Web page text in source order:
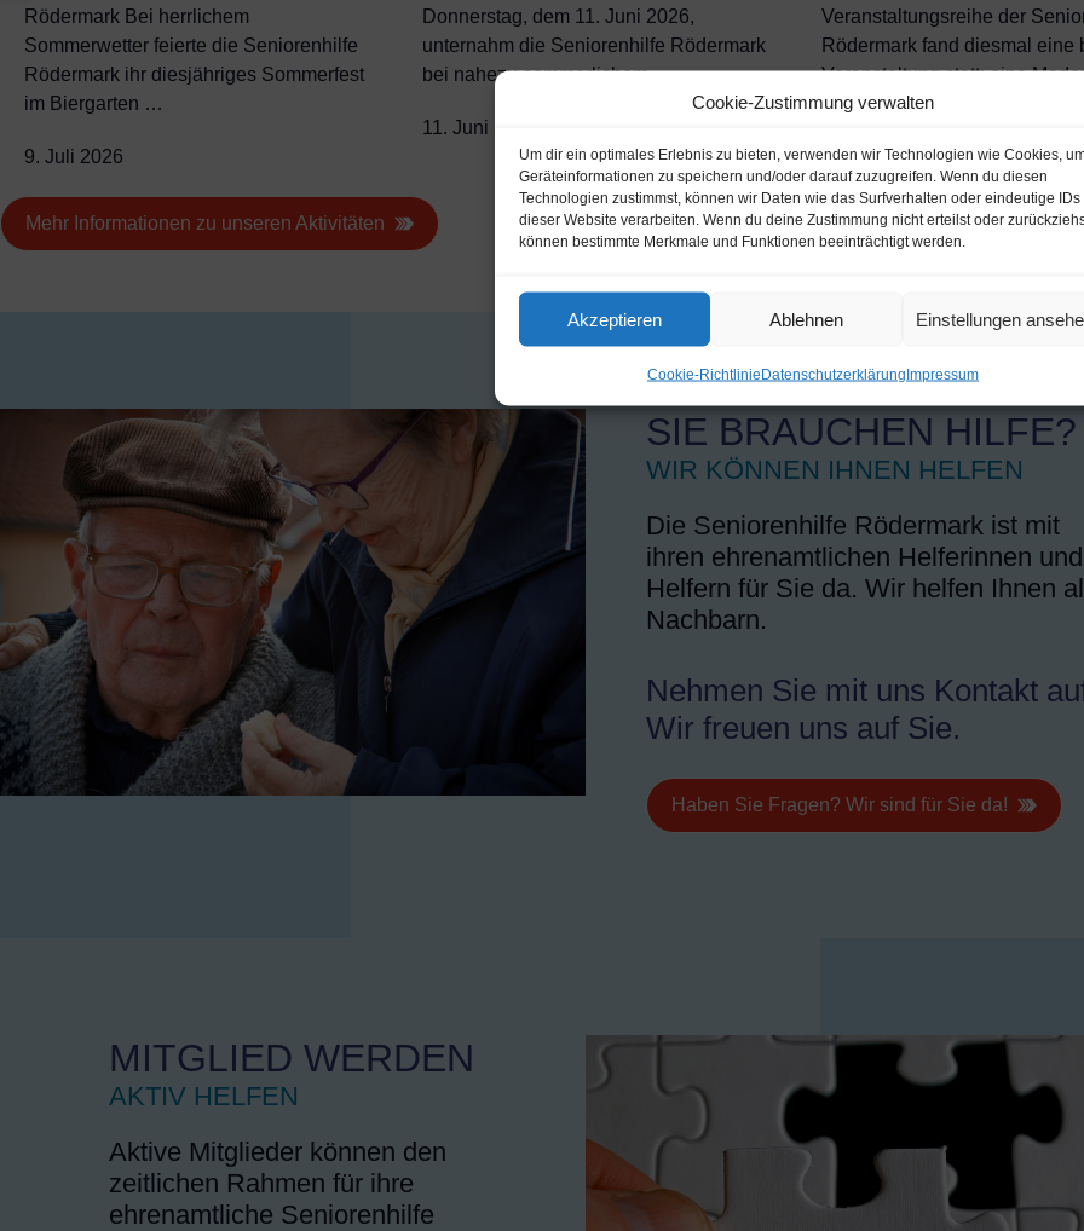
Cookie-Zustimmung verwalten
Um dir ein optimales Erlebnis zu bieten, verwenden wir Technologien wie Cookies,
Geräteinformationen zu speichern und/oder darauf zuzugreifen. Wenn du diesen
Technologien zustimmst, können wir Daten wie das Surfverhalten oder eindeutige IDs
dieser Website verarbeiten. Wenn du deine Zustimmung nicht erteilst oder
können bestimmte Merkmale und Funktionen beeinträchtigt werden.
Akzeptieren Ablehnen Einstellungen
Cookie-RichtlinieDatenschutzerklärungImpressum
Rödermark Bei herrlichem
Sommerwetter feierte die Seniorenhilfe
Rödermark ihr diesjähriges Sommerfest
im Biergarten …
9. Juli 2026
Donnerstag, dem 11. Juni 2026,
unternahm die Seniorenhilfe Rödermark
bei nahezu sommerlichem …
11. Juni 2026
Veranstaltungsreihe der
Rödermark fand diesmal eine
Veranstaltung statt: eine
Mehr Informationen zu unseren Aktivitäten
SIE BRAUCHEN HILFE?
WIR KÖNNEN IHNEN HELFEN
Die Seniorenhilfe Rödermark ist mit
ihren ehrenamtlichen Helferinnen und
Helfern für Sie da. Wir helfen Ihnen
Nachbarn.
Nehmen Sie mit uns Kontakt
Wir freuen uns auf Sie.
Haben Sie Fragen? Wir sind für Sie da!
MITGLIED WERDEN
AKTIV HELFEN
Aktive Mitglieder können den
zeitlichen Rahmen für ihre
ehrenamtliche Seniorenhilfe